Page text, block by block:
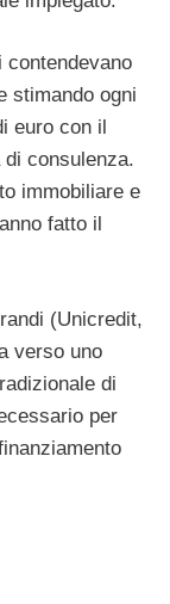
contendevano
stimando ogni
euro con il
consulenza.
immobiliare e
fatto il
(Unicredit,
verso uno
di
per